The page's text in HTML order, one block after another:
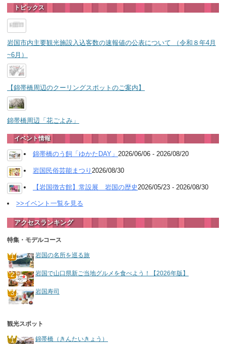
トピックス
岩国市内主要観光施設入込客数の速報値の公表について （令和８年4月
~6月）
【錦帯橋周辺のクーリングスポットのご案内】
錦帯橋周辺「花ごよみ」
イベント情報
錦帯橋のう飼「ゆかたDAY」 2026/06/06 - 2026/08/20
岩国民俗芸能まつり 2026/08/30
【岩国徴古館】常設展 岩国の歴史 2026/05/23 - 2026/08/30
>>イベント一覧を見る
アクセスランキング
特集・モデルコース
岩国の名所を巡る旅
岩国で山口県新ご当地グルメを食べよう！【2026年版】
岩国寿司
観光スポット
錦帯橋（きんたいきょう）